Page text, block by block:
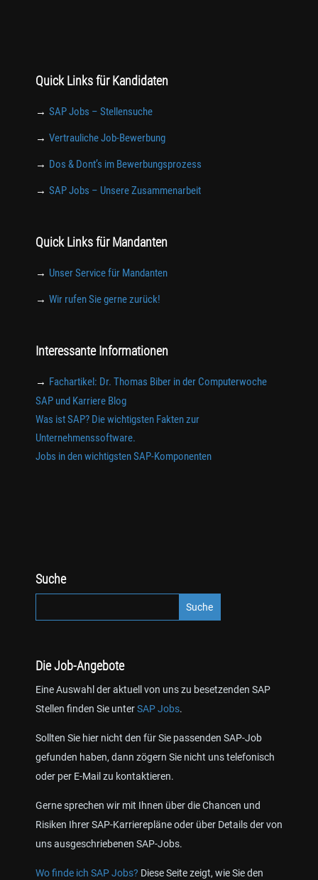
Quick Links für Kandidaten
→ SAP Jobs – Stellensuche
→ Vertrauliche Job-Bewerbung
→ Dos & Dont’s im Bewerbungsprozess
→ SAP Jobs – Unsere Zusammenarbeit
Quick Links für Mandanten
→ Unser Service für Mandanten
→ Wir rufen Sie gerne zurück!
Interessante Informationen
→ Fachartikel: Dr. Thomas Biber in der Computerwoche
SAP und Karriere Blog
Was ist SAP? Die wichtigsten Fakten zur
Unternehmenssoftware.
Jobs in den wichtigsten SAP-Komponenten
Suche
Die Job-Angebote
Eine Auswahl der aktuell von uns zu besetzenden SAP
Stellen finden Sie unterSAP Jobs.
Sollten Sie hier nicht den für Sie passenden SAP-Job
gefunden haben, dann zögern Sie nicht uns telefonisch
oder per E-Mail zu kontaktieren.
Gerne sprechen wir mit Ihnen über die Chancen und
Risiken Ihrer SAP-Karrierepläne oder über Details der von
uns ausgeschriebenen SAP-Jobs.
Wo finde ich SAP Jobs? Diese Seite zeigt, wie Sie den